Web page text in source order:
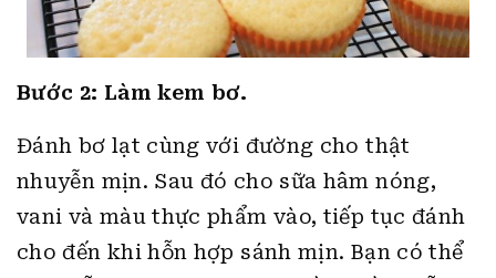
Bước 2: Làm kem bơ.
Đánh bơ lạt cùng với đường cho thật
nhuyễn mịn. Sau đó cho sữa hâm nóng,
vani và màu thực phẩm vào, tiếp tục đánh
cho đến khi hỗn hợp sánh mịn. Bạn có thể